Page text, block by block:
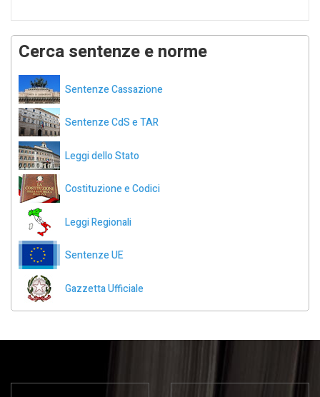
Cerca sentenze e norme
Sentenze Cassazione
Sentenze CdS e TAR
Leggi dello Stato
Costituzione e Codici
Leggi Regionali
Sentenze UE
Gazzetta Ufficiale